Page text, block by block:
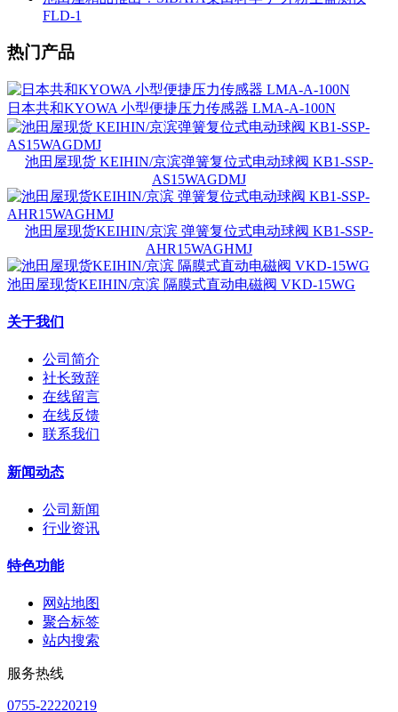
FLD-1
热门产品
日本共和KYOWA 小型便捷压力传感器 LMA-A-100N
池田屋现货 KEIHIN/京滨弹簧复位式电动球阀 KB1-SSP-
AS15WAGDMJ
池田屋现货KEIHIN/京滨 弹簧复位式电动球阀 KB1-SSP-
AHR15WAGHMJ
池田屋现货KEIHIN/京滨 隔膜式直动电磁阀 VKD-15WG
关于我们
公司简介
社长致辞
在线留言
在线反馈
联系我们
新闻动态
公司新闻
行业资讯
特色功能
网站地图
聚合标签
站内搜索
服务热线
0755-22220219